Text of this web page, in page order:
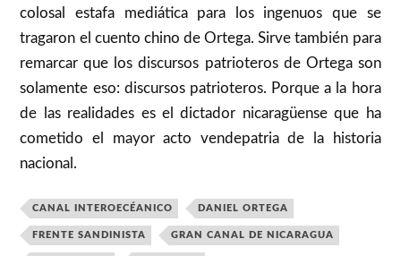
colosal estafa mediática para los ingenuos que se
tragaron el cuento chino de Ortega. Sirve también para
remarcar que los discursos patrioteros de Ortega son
solamente eso: discursos patrioteros. Porque a la hora
de las realidades es el dictador nicaragüense que ha
cometido el mayor acto vendepatria de la historia
nacional.
CANAL INTEROECÉANICO DANIEL ORTEGA
FRENTE SANDINISTA GRAN CANAL DE NICARAGUA